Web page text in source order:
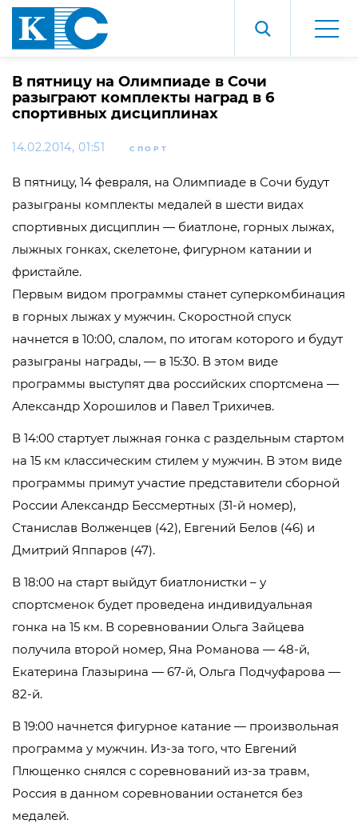
В пятницу на Олимпиаде в Сочи
разыграют комплекты наград в 6
спортивных дисциплинах
14.02.2014, 01:51 СПОРТ
В пятницу, 14 февраля, на Олимпиаде в Сочи будут
разыграны комплекты медалей в шести видах
спортивных дисциплин — биатлоне, горных лыжах,
лыжных гонках, скелетоне, фигурном катании и
фристайле.
Первым видом программы станет суперкомбинация
в горных лыжах у мужчин. Скоростной спуск
начнется в 10:00, слалом, по итогам которого и будут
разыграны награды, — в 15:30. В этом виде
программы выступят два российских спортсмена —
Александр Хорошилов и Павел Трихичев.
В 14:00 стартует лыжная гонка с раздельным стартом
на 15 км классическим стилем у мужчин. В этом виде
программы примут участие представители сборной
России Александр Бессмертных (31-й номер),
Станислав Волженцев (42), Евгений Белов (46) и
Дмитрий Яппаров (47).
В 18:00 на старт выйдут биатлонистки – у
спортсменок будет проведена индивидуальная
гонка на 15 км. В соревновании Ольга Зайцева
получила второй номер, Яна Романова — 48-й,
Екатерина Глазырина — 67-й, Ольга Подчуфарова —
82-й.
В 19:00 начнется фигурное катание — произвольная
программа у мужчин. Из-за того, что Евгений
Плющенко снялся с соревнований из-за травм,
Россия в данном соревновании останется без
медалей.